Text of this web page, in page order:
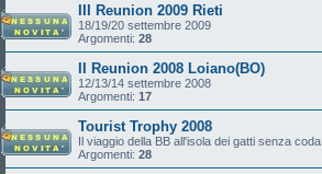
III Reunion 2009 Rieti
18/19/20 settembre 2009
Argomenti: 28
II Reunion 2008 Loiano(BO)
12/13/14 settembre 2008
Argomenti: 17
Tourist Trophy 2008
Il viaggio della BB all'isola dei gatti senza coda
Argomenti: 28